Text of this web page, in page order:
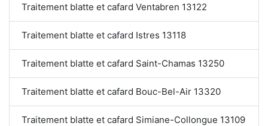
Traitement blatte et cafard Ventabren 13122
Traitement blatte et cafard Istres 13118
Traitement blatte et cafard Saint-Chamas 13250
Traitement blatte et cafard Bouc-Bel-Air 13320
Traitement blatte et cafard Simiane-Collongue 13109